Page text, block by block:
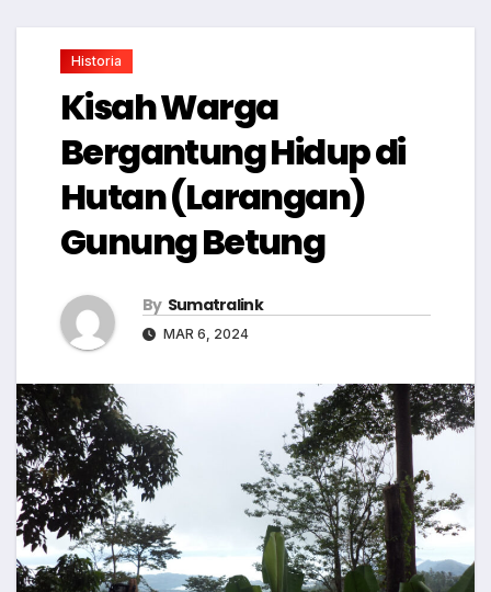
Historia
Kisah Warga
Bergantung Hidup di
Hutan (Larangan)
Gunung Betung
By Sumatralink
MAR 6, 2024